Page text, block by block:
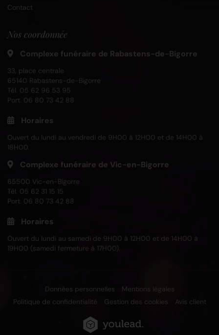
Contact
Nos coordonnée
Complexe funéraire de Rabastens-de-Bigorre
33, place centrale
65140 Rabastens-de-Bigorre
Tél. 05 62 96 53 95
Port. 06 80 73 42 88
Horaires
Ouvert du lundi au vendredi de 9H00 à 12H00 et de 14H00 à
18H00.
Complexe funéraire de Vic-en-Bigorre
65500 Vic-en-Bigorre
Tél. 05 62 31 15 15
Port. 06 80 73 42 88
Horaires
Ouvert du lundi au samedi de 9H00 à 12H00 et de 14H00 à
19H00 (samedi fermeture à 17H00).
Données personnelles
Mentions légales
Politique de confidentialité
Gestion des cookies Avis client